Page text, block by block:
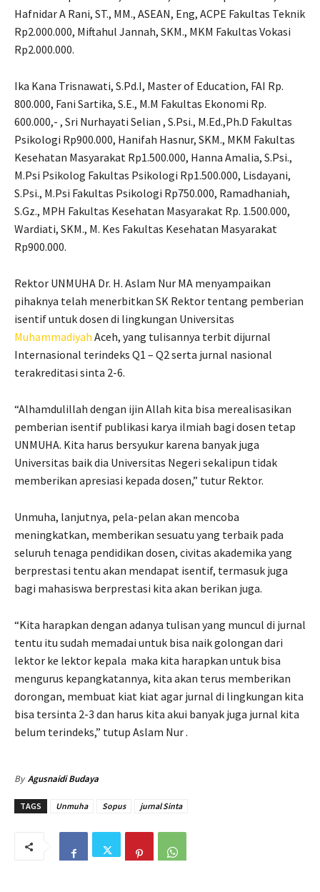
Hafnidar A Rani, ST., MM., ASEAN, Eng, ACPE Fakultas Teknik
Rp2.000.000, Miftahul Jannah, SKM., MKM Fakultas Vokasi
Rp2.000.000.
Ika Kana Trisnawati, S.Pd.I, Master of Education, FAI Rp.
800.000, Fani Sartika, S.E., M.M Fakultas Ekonomi Rp.
600.000,- , Sri Nurhayati Selian , S.Psi., M.Ed.,Ph.D Fakultas
Psikologi Rp900.000, Hanifah Hasnur, SKM., MKM Fakultas
Kesehatan Masyarakat Rp1.500.000, Hanna Amalia, S.Psi.,
M.Psi Psikolog Fakultas Psikologi Rp1.500.000, Lisdayani,
S.Psi., M.Psi Fakultas Psikologi Rp750.000, Ramadhaniah,
S.Gz., MPH Fakultas Kesehatan Masyarakat Rp. 1.500.000,
Wardiati, SKM., M. Kes Fakultas Kesehatan Masyarakat
Rp900.000.
Rektor UNMUHA Dr. H. Aslam Nur MA menyampaikan
pihaknya telah menerbitkan SK Rektor tentang pemberian
isentif untuk dosen di lingkungan Universitas
Muhammadiyah Aceh, yang tulisannya terbit dijurnal
Internasional terindeks Q1 – Q2 serta jurnal nasional
terakreditasi sinta 2-6.
“Alhamdulillah dengan ijin Allah kita bisa merealisasikan
pemberian isentif publikasi karya ilmiah bagi dosen tetap
UNMUHA. Kita harus bersyukur karena banyak juga
Universitas baik dia Universitas Negeri sekalipun tidak
memberikan apresiasi kepada dosen,” tutur Rektor.
Unmuha, lanjutnya, pela-pelan akan mencoba
meningkatkan, memberikan sesuatu yang terbaik pada
seluruh tenaga pendidikan dosen, civitas akademika yang
berprestasi tentu akan mendapat isentif, termasuk juga
bagi mahasiswa berprestasi kita akan berikan juga.
“Kita harapkan dengan adanya tulisan yang muncul di jurnal
tentu itu sudah memadai untuk bisa naik golongan dari
lektor ke lektor kepala maka kita harapkan untuk bisa
mengurus kepangkatannya, kita akan terus memberikan
dorongan, membuat kiat kiat agar jurnal di lingkungan kita
bisa tersinta 2-3 dan harus kita akui banyak juga jurnal kita
belum terindeks,” tutup Aslam Nur .
By Agusnaidi Budaya
TAGS Unmuha Sopus jurnal Sinta